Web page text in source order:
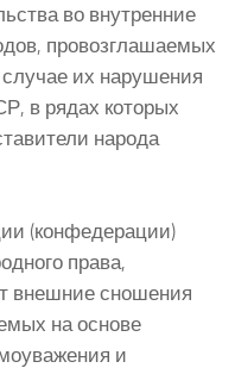
во внутренние
провозглашаемых
их нарушения
в рядах которых
народа
(конфедерации)
права,
внешние сношения
на основе
и